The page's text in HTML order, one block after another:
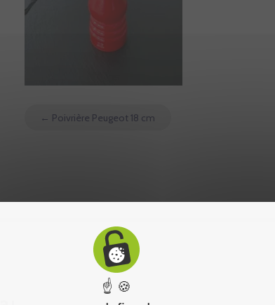
← Poivrière Peugeot 18 cm
☝ 🍪